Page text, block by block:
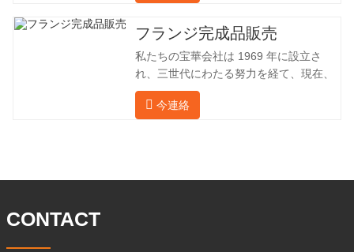
社は海外の顧客と直接輸出入し、第三者
手数料を回避して、強力な製品品質と低
価格を確保したいと考えています。以下
の表はこの製品の情報です。以下に当社
の簡単な紹介をさせていただきます。 材
フランジ完成品販売
私たちの宝華会社は 1969 年に設立さ
れ、三世代にわたる努力を経て、現在、
敷地面積は 50,000 平方メートル、建築
面積は 25,000 平方メートルです。従業
電、石油機械部品、建設機械、鉱業、冶
今連絡
CONTACT